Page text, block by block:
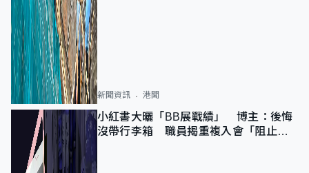
新聞資訊 港聞
小紅書大曬「BB展戰績」 博主：後悔
沒帶行李箱 職員揭重複入會「阻止唔